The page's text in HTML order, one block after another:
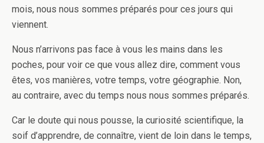
mois, nous nous sommes préparés pour ces jours qui
viennent.
Nous n’arrivons pas face à vous les mains dans les
poches, pour voir ce que vous allez dire, comment vous
êtes, vos manières, votre temps, votre géographie. Non,
au contraire, avec du temps nous nous sommes préparés.
Car le doute qui nous pousse, la curiosité scientifique, la
soif d’apprendre, de connaître, vient de loin dans le temps,